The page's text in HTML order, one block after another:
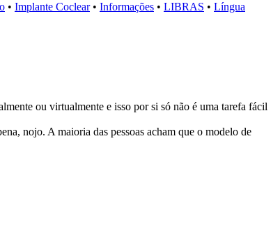
• Implante Coclear • Informações • LIBRAS • Língua
ou virtualmente e isso por si só não é uma tarefa fácil
nojo. A maioria das pessoas acham que o modelo de